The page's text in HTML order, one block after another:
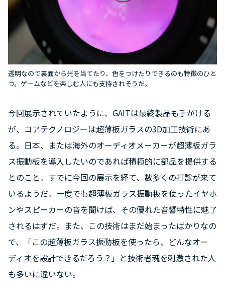
透明なので裏面から光を当てたり、色をつけたりできるのも特徴のひと
つ。ゲームなどを楽しむ人にも支持されそうだ。
今回展示されていたように、GAITは最終製品も手がける
が、コアテクノロジーは超薄板ガラスの3D加工技術にあ
る。日本、または海外のオーディオメーカーが超薄板ガラ
ス振動板を導入したいのであれば積極的に部品を提供する
とのこと。すでに今回の展示を経て、数多くの打診が来て
いるようだ。一度でも超薄板ガラス振動板を使ったイヤホ
ンやスピーカーの音を聞けば、その優れた音響特性に魅了
されるはずだ。また、この技術はまだ始まったばかりなの
で、「この超薄板ガラス振動板を使ったら、どんなオー
ディオを設計できるだろう？」と技術者魂を刺激された人
も多いに違いない。